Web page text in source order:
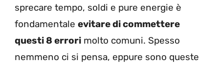
sprecare tempo, soldi e pure energie è
fondamentale evitare di commettere
questi 8 errori molto comuni. Spesso
nemmeno ci si pensa, eppure sono queste